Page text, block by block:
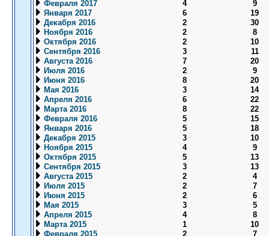
Февраля 2017
4
9
Января 2017
6
19
Декабря 2016
2
30
Ноября 2016
2
8
Октября 2016
2
10
Сентября 2016
3
11
Августа 2016
7
20
Июля 2016
2
9
Июня 2016
8
20
Мая 2016
3
14
Апреля 2016
6
22
Марта 2016
8
22
Февраля 2016
5
15
Января 2016
5
18
Декабря 2015
3
10
Ноября 2015
4
9
Октября 2015
5
13
Сентября 2015
3
13
Августа 2015
2
4
Июля 2015
2
7
Июня 2015
2
6
Мая 2015
3
5
Апреля 2015
4
8
Марта 2015
1
10
Февраля 2015
2
7